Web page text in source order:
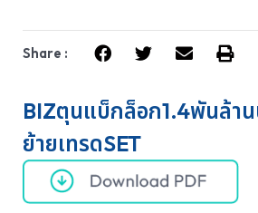
Share :
BIZตุนแบ็กล็อก1.4พันล้า
ย้ายเทรดSET